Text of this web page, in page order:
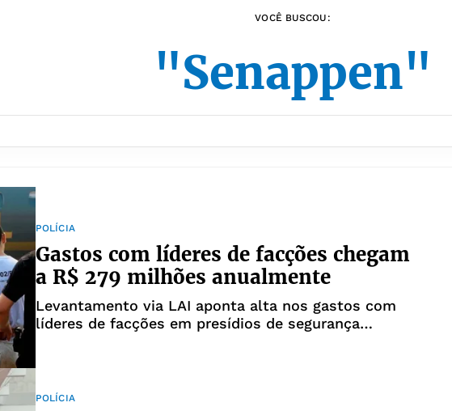
VOCÊ BUSCOU:
"Senappen"
POLÍCIA
Gastos com líderes de facções chegam
a R$ 279 milhões anualmente
Levantamento via LAI aponta alta nos gastos com
líderes de facções em presídios de segurança
POLÍCIA